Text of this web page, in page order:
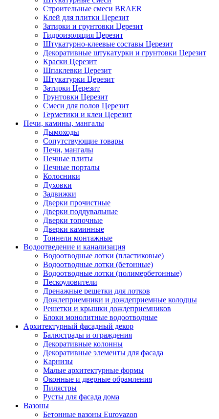
Строительные смеси BRAER
Клей для плитки Церезит
Затирки и грунтовки Церезит
Гидроизоляция Церезит
Штукатурно-клеевые составы Церезит
Декоративные штукатурки и грунтовки Церезит
Краски Церезит
Шпаклевки Церезит
Штукатурки Церезит
Затирки Церезит
Грунтовки Церезит
Смеси для полов Церезит
Герметики и клеи Церезит
Печи, камины, мангалы
Дымоходы
Сопутствующие товары
Печи, мангалы
Печные плиты
Печные порталы
Колосники
Духовки
Задвижки
Дверки прочистные
Дверки поддувальные
Дверки топочные
Дверки каминные
Тоннели монтажные
Водоотведение и канализация
Водоотводные лотки (пластиковые)
Водоотводные лотки (бетонные)
Водоотводные лотки (полимербетонные)
Пескоуловители
Дренажные решетки для лотков
Дожлеприемники и дождеприемные колодцы
Решетки и крышки дождеприемников
Блоки монолитные водоотводные
Архитектурный фасадный декор
Балюстрады и ограждения
Декоративные колонны
Декоративные элементы для фасада
Карнизы
Малые архитектурные формы
Оконные и дверные обрамления
Пилястры
Русты для фасада дома
Вазоны
Бетонные вазоны Eurovazon